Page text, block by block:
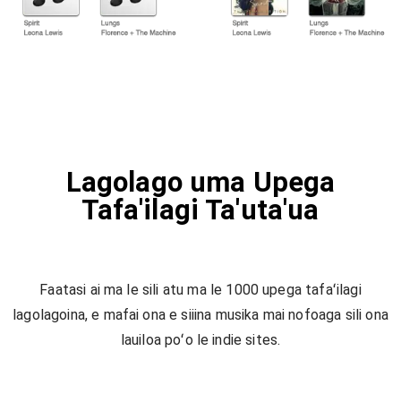
Lagolago uma Upega
Tafa'ilagi Ta'uta'ua
Faatasi ai ma le sili atu ma le 1000 upega tafaʻilagi
lagolagoina, e mafai ona e siiina musika mai nofoaga sili ona
lauiloa poʻo le indie sites.